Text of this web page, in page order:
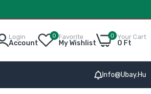
Login
Account
0 Favorite
My Wishlist
0 Your Cart
0 Ft
Info@ubay.hu